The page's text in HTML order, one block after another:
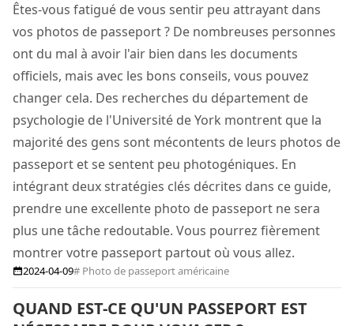
Êtes-vous fatigué de vous sentir peu attrayant dans
vos photos de passeport ? De nombreuses personnes
ont du mal à avoir l'air bien dans les documents
officiels, mais avec les bons conseils, vous pouvez
changer cela. Des recherches du département de
psychologie de l'Université de York montrent que la
majorité des gens sont mécontents de leurs photos de
passeport et se sentent peu photogéniques. En
intégrant deux stratégies clés décrites dans ce guide,
prendre une excellente photo de passeport ne sera
plus une tâche redoutable. Vous pourrez fièrement
montrer votre passeport partout où vous allez.
2024-04-09# Photo de passeport américaine
QUAND EST-CE QU'UN PASSEPORT EST